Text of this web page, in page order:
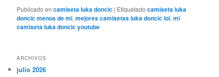
Publicado en camiseta luka doncic | Etiquetado camiseta luka
doncic menos de mi,mejores camisetas luka doncic lol,mi
camiseta luka doncic youtube
ARCHIVOS
julio 2026